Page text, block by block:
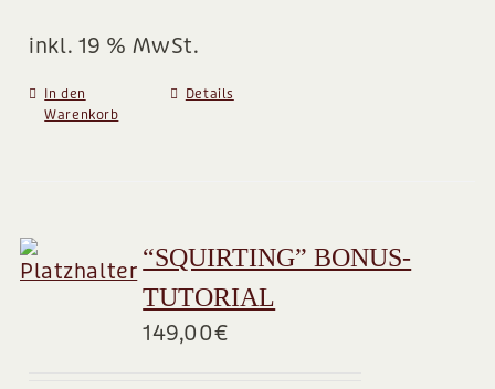
inkl. 19 % MwSt.
In den
Warenkorb
Details
“SQUIRTING” BONUS-
TUTORIAL
149,00€